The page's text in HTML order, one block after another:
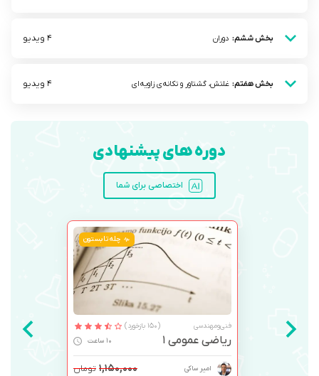
بخش ششم: دوران 4 ویدیو
بخش هفتم: غلتش، گشتاور و تکانه‌ی زاویه‌ای 4 ویدیو
دوره های پیشنهادی
اختصاصی برای شما
چله تابستون
فنی‌ومهندسی (150 بازخورد)
ریاضی عمومی 1 10 ساعت
امیر ساکی ۱,۱۵۰,۰۰۰ تومان